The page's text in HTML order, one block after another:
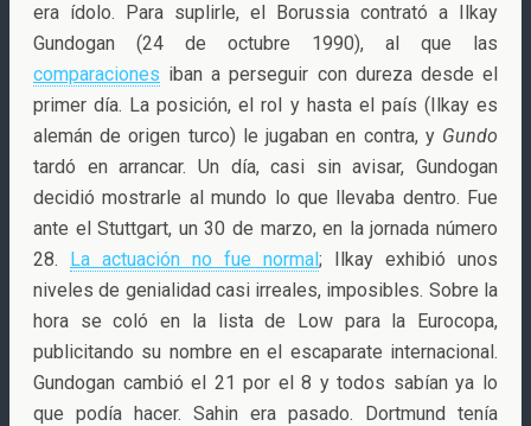
era ídolo. Para suplirle, el Borussia contrató a Ilkay
Gundogan (24 de octubre 1990), al que las
comparaciones iban a perseguir con dureza desde el
primer día. La posición, el rol y hasta el país (Ilkay es
alemán de origen turco) le jugaban en contra, y Gundo
tardó en arrancar. Un día, casi sin avisar, Gundogan
decidió mostrarle al mundo lo que llevaba dentro. Fue
ante el Stuttgart, un 30 de marzo, en la jornada número
28. La actuación no fue normal; Ilkay exhibió unos
niveles de genialidad casi irreales, imposibles. Sobre la
hora se coló en la lista de Low para la Eurocopa,
publicitando su nombre en el escaparate internacional.
Gundogan cambió el 21 por el 8 y todos sabían ya lo
que podía hacer. Sahin era pasado. Dortmund tenía